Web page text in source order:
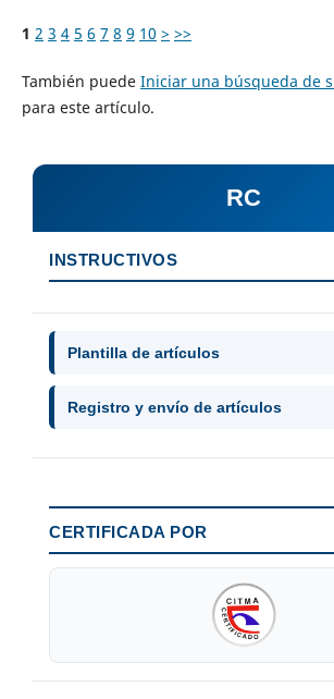
1 2 3 4 5 6 7 8 9 10 > >>
También puede Iniciar una búsqueda de
para este artículo.
RC
INSTRUCTIVOS
Plantilla de artículos
Registro y envío de artículos
CERTIFICADA POR